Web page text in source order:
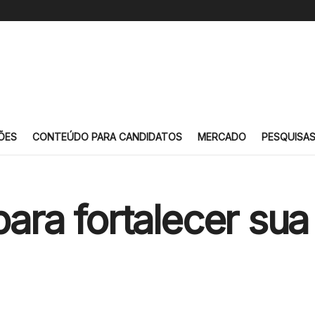
CONTEÚDO PARA CANDIDATOS MERCADO PESQUISAS
fortalecer